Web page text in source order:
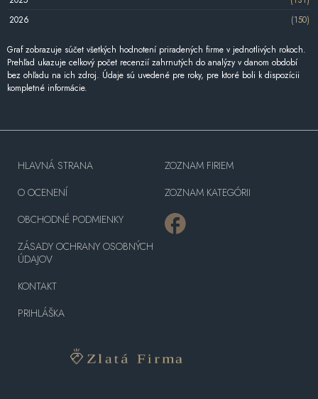
2026
(150)
Graf zobrazuje súčet všetkých hodnotení priradených firme v jednotlivých rokoch.
Prehľad ukazuje celkový počet recenzií zahrnutých do analýzy v danom období
bez ohľadu na ich zdroj. Údaje sú uvedené pre roky, pre ktoré boli k dispozícii
kompletné informácie.
HLAVNÁ STRANA
O OCENENÍ
OBCHODNÉ PODMIENKY
ZÁSADY OCHRANY OSOBNÝCH
ÚDAJOV
KONTAKT
PRIHLÁŠKA
ZOZNAM FIRIEM
ZOZNAM KATEGÓRII